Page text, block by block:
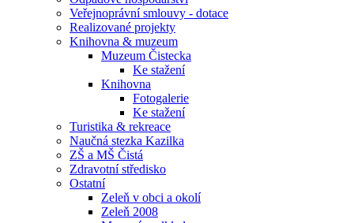
Veřejnoprávní smlouvy - dotace
Realizované projekty
Knihovna & muzeum
Muzeum Čistecka
Ke stažení
Knihovna
Fotogalerie
Ke stažení
Turistika & rekreace
Naučná stezka Kazilka
ZŠ a MŠ Čistá
Zdravotní středisko
Ostatní
Zeleň v obci a okolí
Zeleň 2008